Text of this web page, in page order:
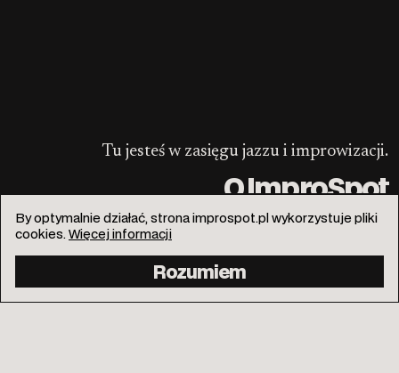
Tu jesteś w zasięgu jazzu i improwizacji.
O ImproSpot
info@improspot.pl
By optymalnie działać, strona improspot.pl wykorzystuje pliki
cookies.Więcej informacji
Rozumiem